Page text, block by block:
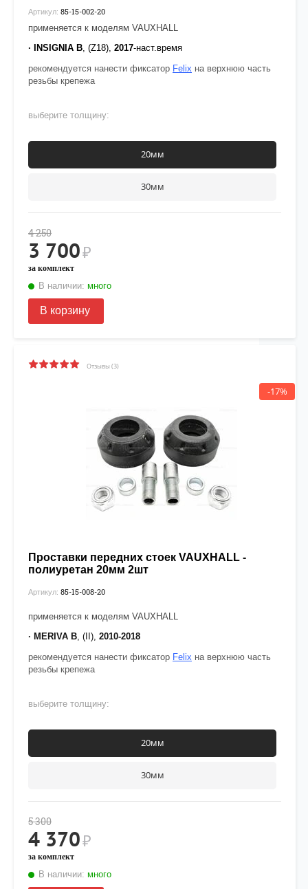
Артикул: 85-15-002-20
применяется к моделям VAUXHALL
·
INSIGNIA B , (Z18), 2017-наст.время
рекомендуется нанести фиксатор Felix на верхнюю часть
резьбы крепежа
выберите толщину:
20мм
30мм
4 250
3 700₽
за комплект
В наличии: много
В корзину
Отзывы (3)
-17%
Проставки передних стоек VAUXHALL -
полиуретан 20мм 2шт
Артикул: 85-15-008-20
применяется к моделям VAUXHALL
· MERIVA B , (II), 2010-2018
рекомендуется нанести фиксатор Felix на верхнюю часть
резьбы крепежа
выберите толщину:
20мм
30мм
5 300
4 370₽
за комплект
В наличии: много